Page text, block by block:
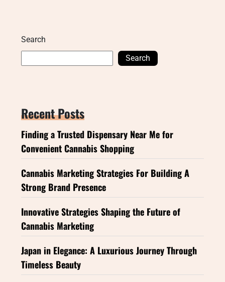
Search
Search
Recent Posts
Finding a Trusted Dispensary Near Me for
Convenient Cannabis Shopping
Cannabis Marketing Strategies For Building A
Strong Brand Presence
Innovative Strategies Shaping the Future of
Cannabis Marketing
Japan in Elegance: A Luxurious Journey Through
Timeless Beauty